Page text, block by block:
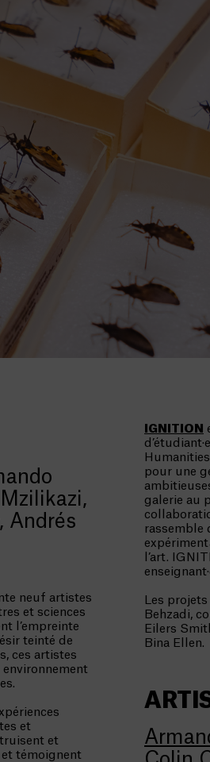
Andrés
neuf artistes
et sciences
l’empreinte
teinté de
ces artistes
et
et
et témoignent
IGNITION
pour une
galerie au
rassemble
l’art.
Les
Behzadi,
Eilers
Bina Ellen.